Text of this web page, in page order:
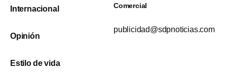
Internacional
Opinión
Estilo de vida
Comercial
publicidad@sdpnoticias.com